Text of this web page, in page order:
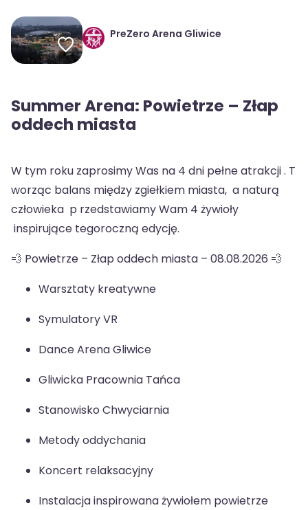
PreZero Arena Gliwice
Summer Arena: Powietrze – Złap
oddech miasta
W tym roku zaprosimy Was na 4 dni pełne atrakcji . T
worząc balans między zgiełkiem miasta, a naturą
człowieka p rzedstawiamy Wam 4 żywioły
inspirujące tegoroczną edycję.
💨 Powietrze – Złap oddech miasta – 08.08.2026 💨
Warsztaty kreatywne
Symulatory VR
Dance Arena Gliwice
Gliwicka Pracownia Tańca
Stanowisko Chwyciarnia
Metody oddychania
Koncert relaksacyjny
Instalacja inspirowana żywiołem powietrze